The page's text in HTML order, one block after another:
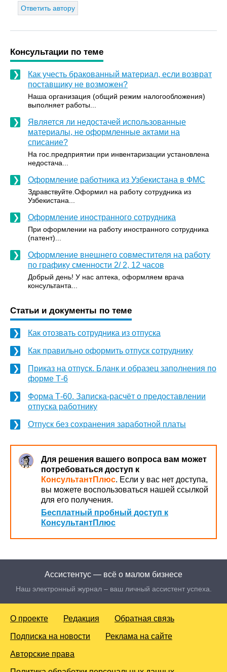
Ответить автору
Консультации по теме
Как учесть бракованный материал, если возврат
поставщику не возможен?
Наша организация (общий режим налогообложения)
выполняет работы...
Является ли недостачей использованные
материалы, не оформленные актами на
списание?
На гос.предприятии при инвентаризации установлена
недостача...
Оформление работника из Узбекистана в ФМС
Здравствуйте.Оформил на работу сотрудника из
Узбекистана...
Оформление иностранного сотрудника
При оформлении на работу иностранного сотрудника
(патент)...
Оформление внешнего совместителя на работу
по графику сменности 2/ 2, 12 часов
Добрый день! У нас аптека, оформляем врача
консультанта...
Статьи и документы по теме
Как отозвать сотрудника из отпуска
Как правильно оформить отпуск сотруднику
Приказ на отпуск. Бланк и образец заполнения по
форме Т-6
Форма Т-60. Записка-расчёт о предоставлении
отпуска работнику
Отпуск без сохранения заработной платы
Для решения вашего вопроса вам может
потребоваться доступ к
КонсультантПлюс. Если у вас нет доступа,
вы можете воспользоваться нашей ссылкой
для его получения.
Бесплатный пробный доступ к
КонсультантПлюс
Ассистентус — всё о малом бизнесе
Наш электронный журнал – ваш личный ассистент успеха.
О проекте Редакция Обратная связь
Подписка на новости Реклама на сайте
Авторские права